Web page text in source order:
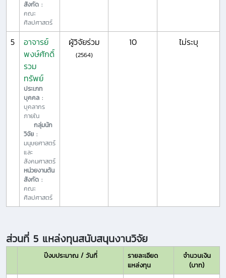
สังกัด :
คณะ
ศิลปศาสตร์
5
อาจารย์
พงษ์ศักดิ์
รวม
ทรัพย์
ประเภท
บุคคล :
บุคลากร
ภายใน
กลุ่มนัก
วิจัย :
มนุษยศาสตร์
และ
สังคมศาสตร์
หน่วยงานต้น
สังกัด :
คณะ
ศิลปศาสตร์
ผู้วิจัยร่วม
(2564)
10 ไม่ระบุ
ส่วนที่ 5 แหล่งทุนสนับสนุนงานวิจัย
ปีงบประมาณ / วันที่
รายละเอียด
แหล่งทุน
จำนวนเงิน
(บาท)